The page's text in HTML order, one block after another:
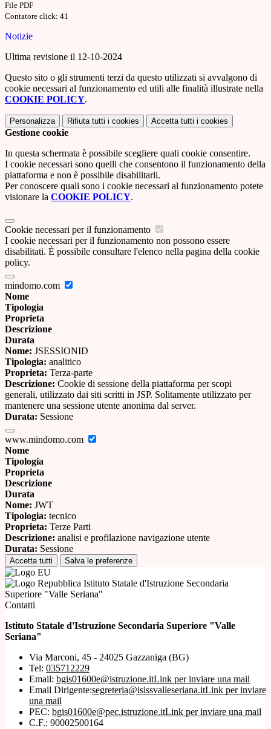
File PDF
Contatore click: 41
Notizie
Ultima revisione il 12-10-2024
Questo sito o gli strumenti terzi da questo utilizzati si avvalgono di
cookie necessari al funzionamento ed utili alle finalità illustrate nella
COOKIE POLICY.
Personalizza Rifiuta tutti i cookies Accetta tutti i cookies
Gestione cookie
In questa schermata è possibile scegliere quali cookie consentire.
I cookie necessari sono quelli che consentono il funzionamento della
piattaforma e non è possibile disabilitarli.
Per conoscere quali sono i cookie necessari al funzionamento potete
visionare la COOKIE POLICY.
Cookie necessari per il funzionamento
I cookie necessari per il funzionamento non possono essere
disabilitati. È possibile consultare l'elenco nella pagina della cookie
policy.
mindomo.com
Nome
Tipologia
Proprieta
Descrizione
Durata
Nome: JSESSIONID
Tipologia: analitico
Proprieta: Terza-parte
Descrizione: Cookie di sessione della piattaforma per scopi
generali, utilizzato dai siti scritti in JSP. Solitamente utilizzato per
mantenere una sessione utente anonima dal server.
Durata: Sessione
www.mindomo.com
Nome
Tipologia
Proprieta
Descrizione
Durata
Nome: JWT
Tipologia: tecnico
Proprieta: Terze Parti
Descrizione: analisi e profilazione navigazione utente
Durata: Sessione
Accetta tutti Salva le preferenze
Istituto Statale d'Istruzione Secondaria
Superiore "Valle Seriana"
Contatti
Istituto Statale d'Istruzione Secondaria Superiore "Valle
Seriana"
Via Marconi, 45 - 24025 Gazzaniga (BG)
Tel: 035712229
Email: bgis01600e@istruzione.itLink per inviare una mail
Email Dirigente:segreteria@isissvalleseriana.itLink per inviare
una mail
PEC: bgis01600e@pec.istruzione.itLink per inviare una mail
C.F.: 90002500164